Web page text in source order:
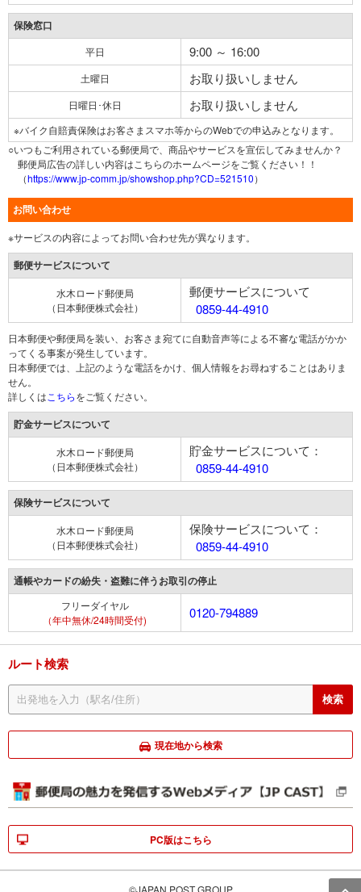
保険窓口
平日 9:00 ～ 16:00
土曜日 お取り扱いしません
日曜日･休日 お取り扱いしません
※バイク自賠責保険はお客さまスマホ等からのWebでの申込みとなります。
○いつもご利用されている郵便局で、商品やサービスを宣伝してみませんか？
郵便局広告の詳しい内容はこちらのホームページをご覧ください！！
（https://www.jp-comm.jp/showshop.php?CD=521510）
お問い合わせ
※サービスの内容によってお問い合わせ先が異なります。
郵便サービスについて
水木ロード郵便局
（日本郵便株式会社）
郵便サービスについて
0859-44-4910
日本郵便や郵便局を装い、お客さま宛てに自動音声等による不審な電話がかか
ってくる事案が発生しています。
日本郵便では、上記のような電話をかけ、個人情報をお尋ねすることはありま
せん。
詳しくは こちらをご覧ください。
貯金サービスについて
水木ロード郵便局
（日本郵便株式会社）
貯金サービスについて：
0859-44-4910
保険サービスについて
水木ロード郵便局
（日本郵便株式会社）
保険サービスについて：
0859-44-4910
通帳やカードの紛失・盗難に伴うお取引の停止
フリーダイヤル
（年中無休/24時間受付)
0120-794889
ルート検索
現在地から検索
PC版はこちら